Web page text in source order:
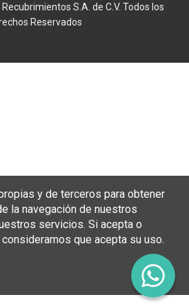
S.A. de C.V. Todos los
Reservados
y de terceros para obtener
la navegación de nuestros
servicios. Si acepta o
que acepta su uso.